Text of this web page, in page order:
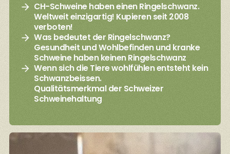
CH-Schweine haben einen Ringelschwanz.
Weltweit einzigartig! Kupieren seit 2008
verboten!
Was bedeutet der Ringelschwanz?
Gesundheit und Wohlbefinden und kranke
Schweine haben keinen Ringelschwanz
Wenn sich die Tiere wohlfühlen entsteht kein
Schwanzbeissen.
Qualitätsmerkmal der Schweizer
Schweinehaltung